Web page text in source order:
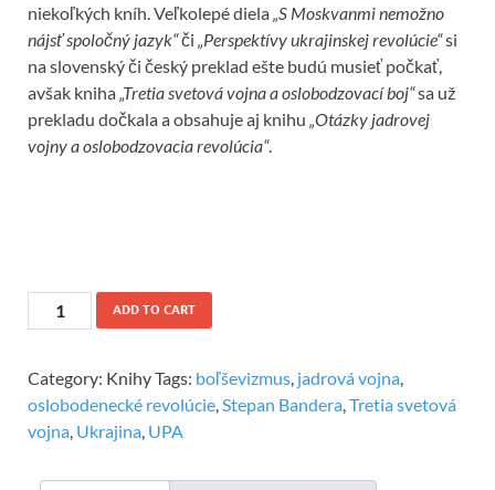
niekoľkých kníh. Veľkolepé diela „S Moskvanmi nemožno
nájsť spoločný jazyk“či „Perspektívy ukrajinskej revolúcie“si
na slovenský či český preklad ešte budú musieť počkať,
avšak kniha „Tretia svetová vojna a oslobodzovací boj“sa už
prekladu dočkala a obsahuje aj knihu „Otázky jadrovej
vojny a oslobodzovacia revolúcia“.
ADD TO CART
Category: KnihyTags: boľševizmus jadrová vojna
oslobodenecké revolúcie Stepan Bandera Tretia svetová
vojna Ukrajina UPA